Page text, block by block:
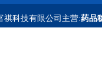
祺科技有限公司主营:药品